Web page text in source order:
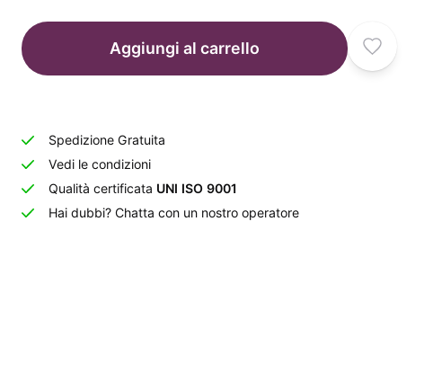
Aggiungi al carrello
Spedizione Gratuita
Vedi le condizioni
Qualità certificata UNI ISO 9001
Hai dubbi? Chatta con un nostro operatore